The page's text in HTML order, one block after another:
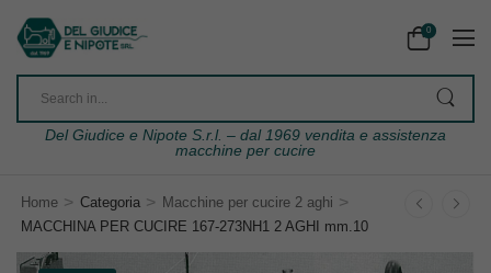
0
Del Giudice e Nipote S.r.l. – dal 1969 vendita e assistenza
macchine per cucire
Home > Categoria > Macchine per cucire 2 aghi >
MACCHINA PER CUCIRE 167-273NH1 2 AGHI mm.10